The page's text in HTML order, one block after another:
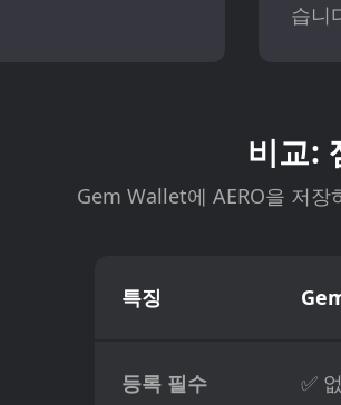
습니
비교:
Gem Wallet에 AERO을 저
특징
등록 필수 ✅